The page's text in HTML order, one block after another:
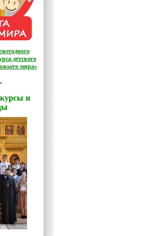
детского
мира»
и